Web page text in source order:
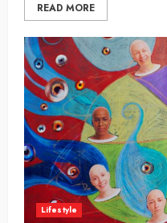
READ MORE
Lifestyle